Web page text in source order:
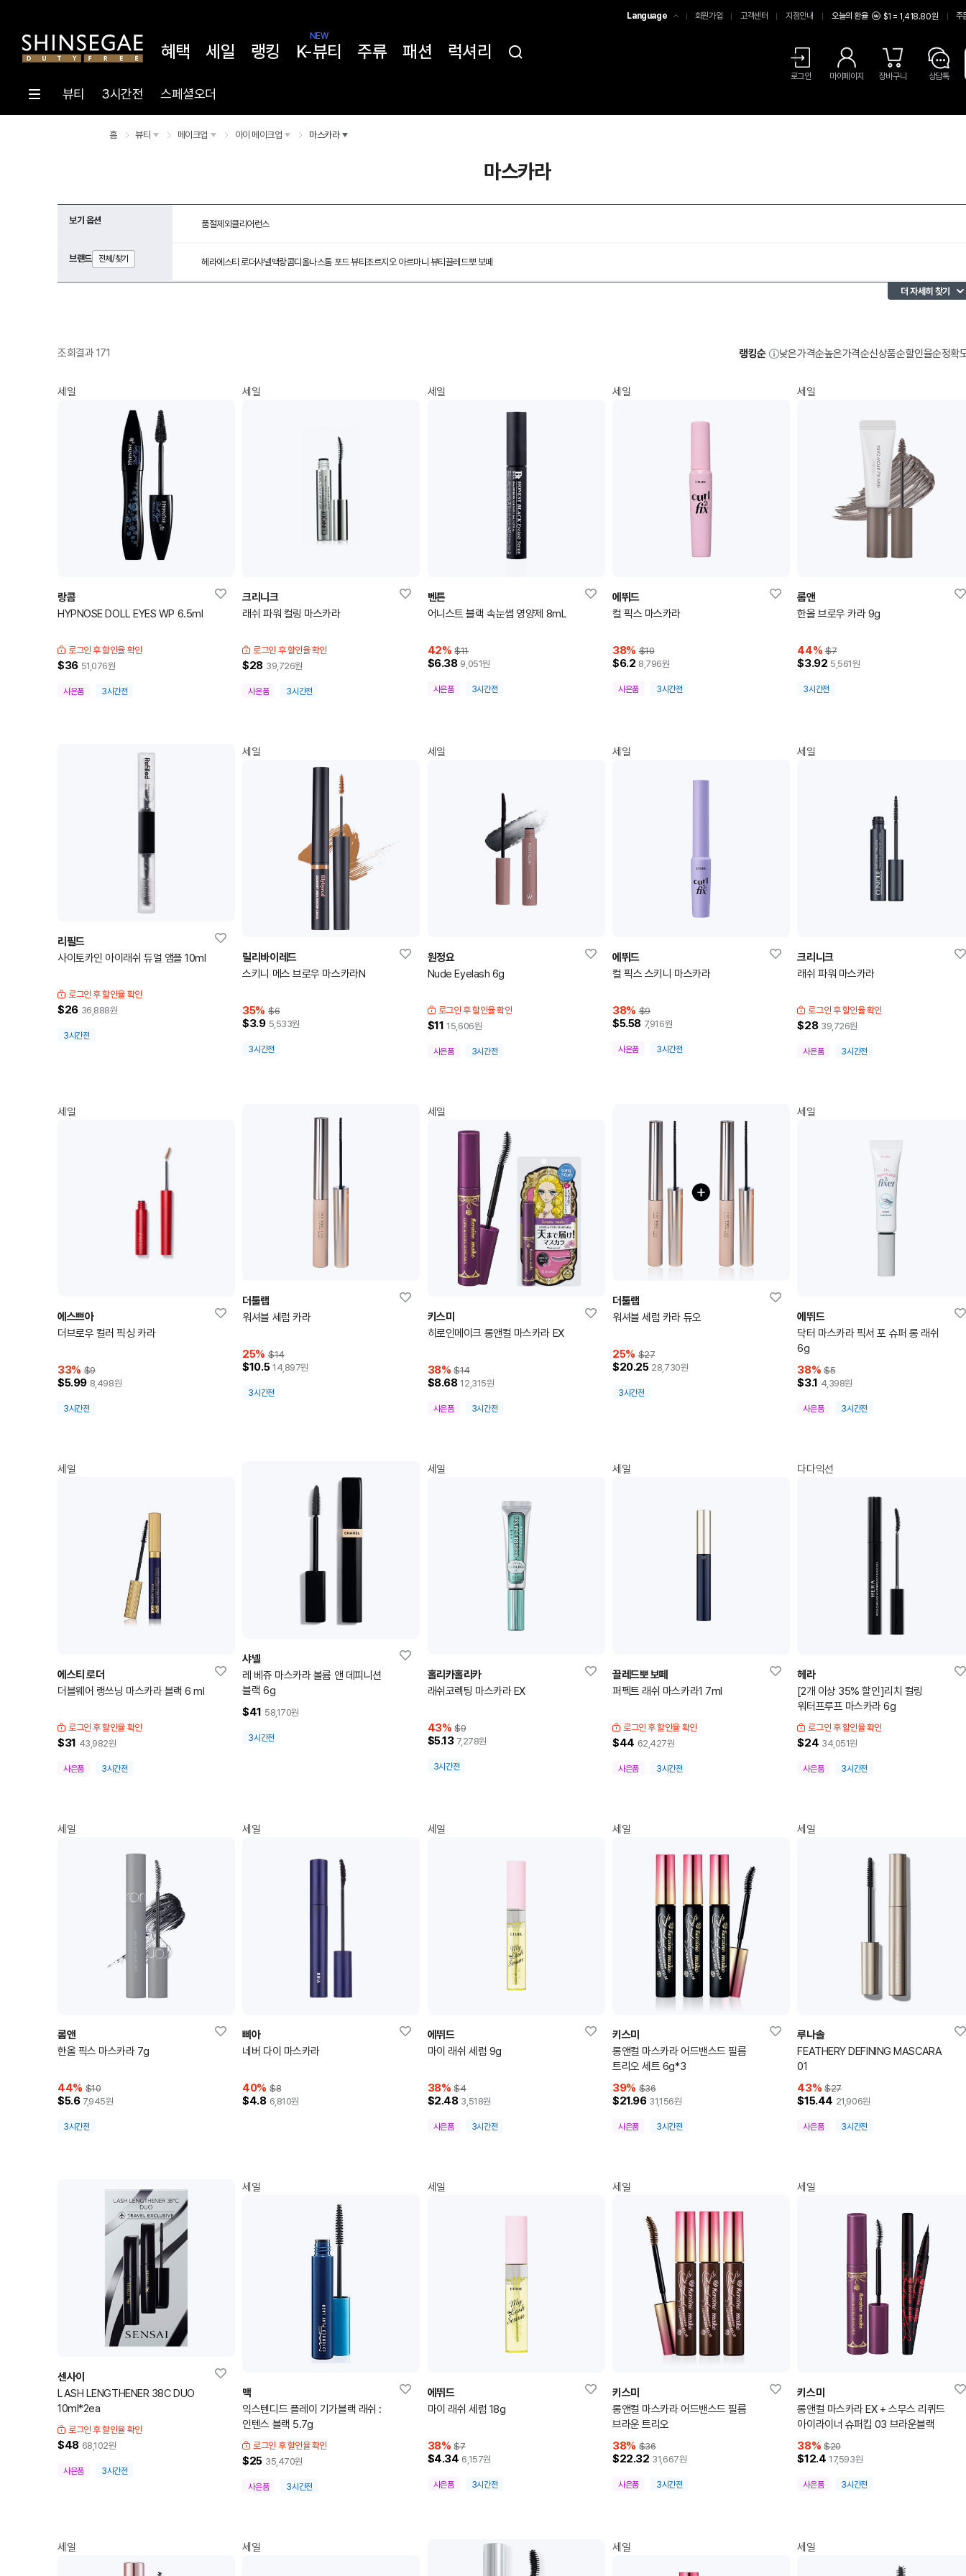
Language
회원가입 고객센터 지점안내 오늘의 환율 $1 = 1,418.80원 주
혜택 세일 랭킹 K-뷰티
NEW
주류 패션 럭셔리
로그인 마이페이지 장바구니 상담톡
뷰티 3시간전 스페셜오더
홈 뷰티 메이크업 아이 메이크업 마스카라
마스카라
보기 옵션 품절제외클리어런스
브랜드 전체/찾기 헤라에스티 로더샤넬맥랑콤디올나스톰 포드 뷰티조르지오 아르마니 뷰티끌레드뽀 보떼
더 자세히 찾기
조회결과 171 랭킹순 낮은가격순높은가격순신상품순할인율순정확
세일
랑콤
HYPNOSE DOLL EYES WP 6.5ml
로그인 후 할인율 확인
$36 51,076원
사은품 3시간전
세일
크리니크
래쉬 파워 컬링 마스카라
로그인 후 할인율 확인
$28 39,726원
사은품 3시간전
세일
벤튼
어니스트 블랙 속눈썹 영양제 8mL
42% $11
$6.38 9,051원
사은품 3시간전
세일
에뛰드
컬 픽스 마스카라
38% $10
$6.2 8,796원
사은품 3시간전
세일
롬앤
한올 브로우 카라 9g
44% $7
$3.92 5,561원
3시간전
리필드
사이토카인 아이래쉬 듀얼 앰플 10ml
로그인 후 할인율 확인
$26 36,888원
3시간전
세일
릴리바이레드
스키니 메스 브로우 마스카라N
35% $6
$3.9 5,533원
3시간전
세일
원정요
Nude Eyelash 6g
로그인 후 할인율 확인
$11 15,606원
사은품 3시간전
세일
에뛰드
컬 픽스 스키니 마스카라
38% $9
$5.58 7,916원
사은품 3시간전
세일
크리니크
래쉬 파워 마스카라
로그인 후 할인율 확인
$28 39,726원
사은품 3시간전
세일
에스쁘아
더브로우 컬러 픽싱 카라
33% $9
$5.99 8,498원
3시간전
더툴랩
워셔블 세럼 카라
25% $14
$10.5 14,897원
3시간전
세일
키스미
히로인메이크 롱앤컬 마스카라 EX
38% $14
$8.68 12,315원
사은품 3시간전
더툴랩
워셔블 세럼 카라 듀오
25% $27
$20.25 28,730원
3시간전
세일
에뛰드
닥터 마스카라 픽서 포 슈퍼 롱 래쉬
6g
38% $5
$3.1 4,398원
사은품 3시간전
세일
에스티 로더
더블웨어 랭쓰닝 마스카라 블랙 6 ml
로그인 후 할인율 확인
$31 43,982원
사은품 3시간전
샤넬
레 베쥬 마스카라 볼륨 앤 데피니션
블랙 6g
$41 58,170원
3시간전
세일
홀리카홀리카
래쉬코렉팅 마스카라 EX
43% $9
$5.13 7,278원
3시간전
세일
끌레드뽀 보떼
퍼펙트 래쉬 마스카라1 7ml
로그인 후 할인율 확인
$44 62,427원
사은품 3시간전
다다익선
헤라
[2개 이상 35% 할인]리치 컬링
워터프루프 마스카라 6g
로그인 후 할인율 확인
$24 34,051원
사은품 3시간전
세일
롬앤
한올 픽스 마스카라 7g
44% $10
$5.6 7,945원
3시간전
세일
삐아
네버 다이 마스카라
40% $8
$4.8 6,810원
세일
에뛰드
마이 래쉬 세럼 9g
38% $4
$2.48 3,518원
사은품 3시간전
세일
키스미
롱앤컬 마스카라 어드밴스드 필름
트리오 세트 6g*3
39% $36
$21.96 31,156원
사은품 3시간전
세일
루나솔
FEATHERY DEFINING MASCARA
01
43% $27
$15.44 21,906원
사은품 3시간전
센사이
LASH LENGTHENER 38C DUO
10ml*2ea
로그인 후 할인율 확인
$48 68,102원
사은품 3시간전
세일
맥
익스텐디드 플레이 기가블랙 래쉬 :
인텐스 블랙 5.7g
로그인 후 할인율 확인
$25 35,470원
사은품 3시간전
세일
에뛰드
마이 래쉬 세럼 18g
38% $7
$4.34 6,157원
사은품 3시간전
세일
키스미
롱앤컬 마스카라 어드밴스드 필름
브라운 트리오
38% $36
$22.32 31,667원
사은품 3시간전
세일
키스미
롱앤컬 마스카라 EX + 스무스 리퀴드
아이라이너 슈퍼킵 03 브라운블랙
38% $20
$12.4 17,593원
사은품 3시간전
세일 세일 세일 세일